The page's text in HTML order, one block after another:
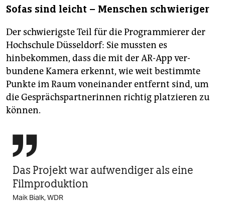
Sofas sind leicht – Menschen schwieriger
Der schwierigste Teil für die Programmierer der
Hochschule Düsseldorf: Sie mussten es
hinbekommen, dass die mit der AR-App ver­
bundene Kamera erkennt, wie weit bestimmte
Punkte im Raum voneinander entfernt sind, um
die Gesprächspartnerinnen richtig platzieren zu
können.

Das Projekt war aufwendiger als eine
Filmproduktion
Maik Bialk, WDR